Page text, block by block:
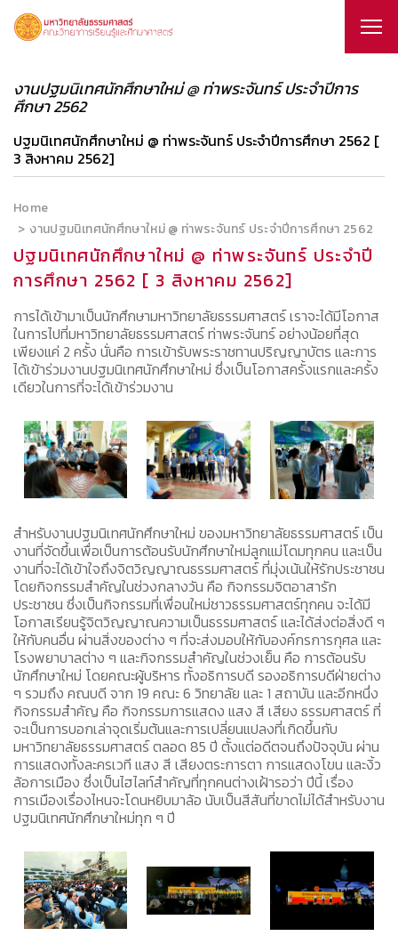
งานปฐมนิเทศนักศึกษาใหม่ @ ท่าพระจันทร์ ประจำปีการ
ศึกษา 2562
ปฐมนิเทศนักศึกษาใหม่ @ ท่าพระจันทร์ ประจำปีการศึกษา 2562 [
3 สิงหาคม 2562]
Home
งานปฐมนิเทศนักศึกษาใหม่ @ ท่าพระจันทร์ ประจำปีการศึกษา 2562
ปฐมนิเทศนักศึกษาใหม่ @ ท่าพระจันทร์ ประจำปี
การศึกษา 2562 [ 3 สิงหาคม 2562]
การได้เข้ามาเป็นนักศึกษามหาวิทยาลัยธรรมศาสตร์ เราจะได้มีโอกาส
ในการไปที่มหาวิทยาลัยธรรมศาสตร์ ท่าพระจันทร์ อย่างน้อยที่สุด
เพียงแค่ 2 ครั้ง นั่นคือ การเข้ารับพระราชทานปริญญาบัตร และการ
ได้เข้าร่วมงานปฐมนิเทศนักศึกษาใหม่ ซึ่งเป็นโอกาสครั้งแรกและครั้ง
เดียวในการที่จะได้เข้าร่วมงาน
สำหรับงานปฐมนิเทศนักศึกษาใหม่ ของมหาวิทยาลัยธรรมศาสตร์ เป็น
งานที่จัดขึ้นเพื่อเป็นการต้อนรับนักศึกษาใหม่ลูกแม่โดมทุกคน และเป็น
งานที่จะได้เข้าใจถึงจิตวิญญาณธรรมศาสตร์ ที่มุ่งเน้นให้รักประชาชน
โดยกิจกรรมสำคัญในช่วงกลางวัน คือ กิจกรรมจิตอาสารัก
ประชาชน ซึ่งเป็นกิจกรรมที่เพื่อนใหม่ชาวธรรมศาสตร์ทุกคน จะได้มี
โอกาสเรียนรู้จิตวิญญาณความเป็นธรรมศาสตร์ และได้ส่งต่อสิ่งดี ๆ
ให้กับคนอื่น ผ่านสิ่งของต่าง ๆ ที่จะส่งมอบให้กับองค์กรการกุศล และ
โรงพยาบาลต่าง ๆ และกิจกรรมสำคัญในช่วงเย็น คือ การต้อนรับ
นักศึกษาใหม่ โดยคณะผู้บริหาร ทั้งอธิการบดี รองอธิการบดีฝ่ายต่าง
ๆ รวมถึง คณบดี จาก 19 คณะ 6 วิทยาลัย และ 1 สถาบัน และอีกหนึ่ง
กิจกรรมสำคัญ คือ กิจกรรมการแสดง แสง สี เสียง ธรรมศาสตร์ ที่
จะเป็นการบอกเล่าจุดเริ่มต้นและการเปลี่ยนแปลงที่เกิดขึ้นกับ
มหาวิทยาลัยธรรมศาสตร์ ตลอด 85 ปี ตั้งแต่อดีตจนถึงปัจจุบัน ผ่าน
การแสดงทั้งละครเวที แสง สี เสียงตระการตา การแสดงโขน และงิ้ว
ล้อการเมือง ซึ่งเป็นไฮไลท์สำคัญที่ทุกคนต่างเฝ้ารอว่า ปีนี้ เรื่อง
การเมืองเรื่องไหนจะโดนหยิบมาล้อ นับเป็นสีสันที่ขาดไม่ได้สำหรับงาน
ปฐมนิเทศนักศึกษาใหม่ทุก ๆ ปี